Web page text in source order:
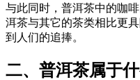
与此同时，普洱茶中的咖
洱茶与其它的茶类相比更
到人们的追捧。
二、普洱茶属于